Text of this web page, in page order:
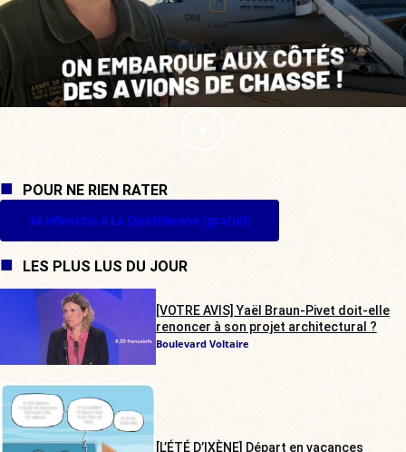
POUR NE RIEN RATER
Je m'inscris à La Quotidienne (gratuit)
LES PLUS LUS DU JOUR
[VOTRE AVIS] Yaël Braun-Pivet doit-elle
renoncer à son projet architectural ?
Boulevard Voltaire
[L’ÉTÉ D’IXÈNE] Départ en vacances